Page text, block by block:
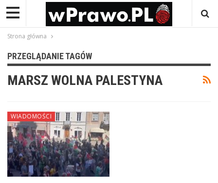
Strona główna
PRZEGLĄDANIE TAGÓW
MARSZ WOLNA PALESTYNA
WIADOMOŚCI